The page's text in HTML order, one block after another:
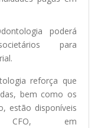
poderá
para
reforça que
bem como os
estão disponíveis
em